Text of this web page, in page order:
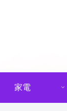
家電